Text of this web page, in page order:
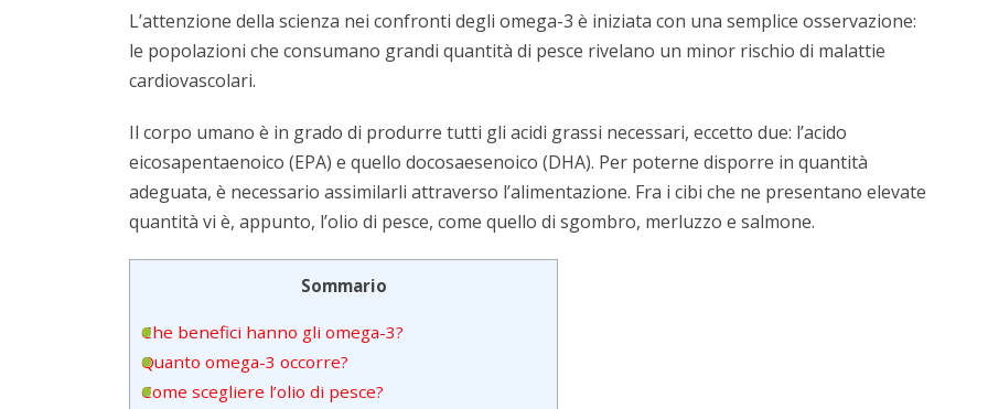
L’attenzione della scienza nei confronti degli omega-3 è iniziata con una semplice osservazione:
le popolazioni che consumano grandi quantità di pesce rivelano un minor rischio di malattie
cardiovascolari.
Il corpo umano è in grado di produrre tutti gli acidi grassi necessari, eccetto due: l’acido
eicosapentaenoico (EPA) e quello docosaesenoico (DHA). Per poterne disporre in quantità
adeguata, è necessario assimilarli attraverso l’alimentazione. Fra i cibi che ne presentano elevate
quantità vi è, appunto, l’olio di pesce, come quello di sgombro, merluzzo e salmone.
Sommario
Che benefici hanno gli omega-3?
Quanto omega-3 occorre?
Come scegliere l’olio di pesce?